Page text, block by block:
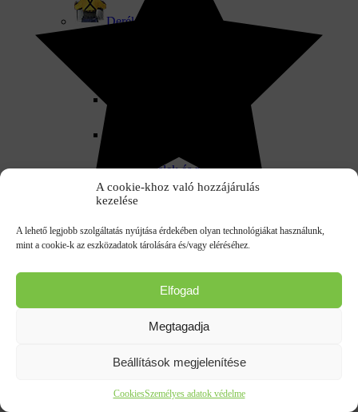
A cookie-khoz való hozzájárulás
kezelése
A lehető legjobb szolgáltatás nyújtása érdekében olyan technológiákat használunk,
mint a cookie-k az eszközadatok tárolására és/vagy eléréséhez.
Elfogad
Megtagadja
Beállítások megjelenítése
CookiesSzemélyes adatok védelme
Deréktámasz
Kötelek és rögzítőkötél
Zuhanásgátló kötél
Térdvédő munkavédelmi
Homokfúvó védőruha